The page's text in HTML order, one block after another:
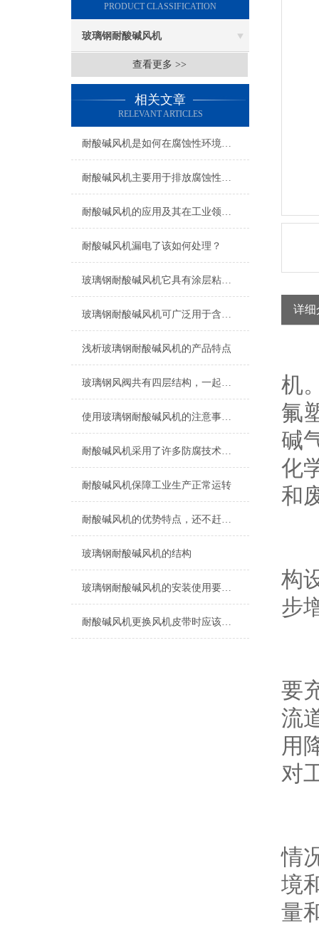
PRODUCT CLASSIFICATION
玻璃钢耐酸碱风机
查看更多 >>
相关文章
RELEVANT ARTICLES
耐酸碱风机是如何在腐蚀性环境中发挥作用的呢？
耐酸碱风机主要用于排放腐蚀性气体和粉尘
耐酸碱风机的应用及其在工业领域的重要性
耐酸碱风机漏电了该如何处理？
玻璃钢耐酸碱风机它具有涂层粘附性好、施工方便的优点
玻璃钢耐酸碱风机可广泛用于含有腐蚀性气体的环境
浅析玻璃钢耐酸碱风机的产品特点
玻璃钢风阀共有四层结构，一起来了解下吧
使用玻璃钢耐酸碱风机的注意事项有哪些？
耐酸碱风机采用了许多防腐技术和特殊的涂层处理
耐酸碱风机保障工业生产正常运转
耐酸碱风机的优势特点，还不赶紧来瞧一瞧
玻璃钢耐酸碱风机的结构
玻璃钢耐酸碱风机的安装使用要点有哪些？
耐酸碱风机更换风机皮带时应该注意什么呢？
详细
机
氟
碱
化
和
构
步
要
流
用
对
情
境
量